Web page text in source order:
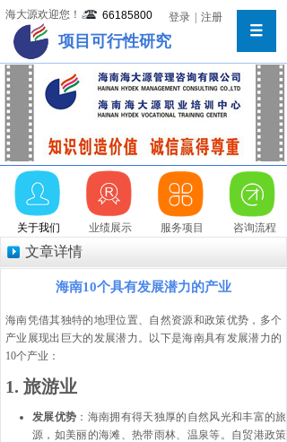
海大源欢迎您！ 66185800 登录 注册
项目可行性研究
业绩展示
关于我们 服务项目 咨询流程
文章详情
海南10个具有发展潜力的产业
海南凭借其独特的地理位置、自然资源和政策优势，多个
产业展现出巨大的发展潜力。以下是海南具有发展潜力的
10个产业：
1. 旅游业
发展优势 ：海南拥有得天独厚的自然风光和丰富的旅
源，如美丽的海滩、热带雨林、温泉等。自贸港政策